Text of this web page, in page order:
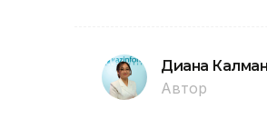
Диана
Автор